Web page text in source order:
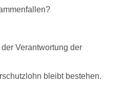
der Verantwortung der
bleibt bestehen.